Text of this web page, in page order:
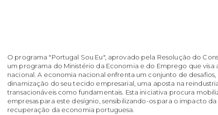
O programa "Portugal Sou Eu", aprovado pela Resolução do
um programa do Ministério da Economia e do Emprego que visa
nacional. A economia nacional enfrenta um conjunto de desafios,
dinamização do seu tecido empresarial, uma aposta na
transacionáveis como fundamentais. Esta iniciativa procura
empresas para este desígnio, sensibilizando-os para o impacto
recuperação da economia portuguesa.